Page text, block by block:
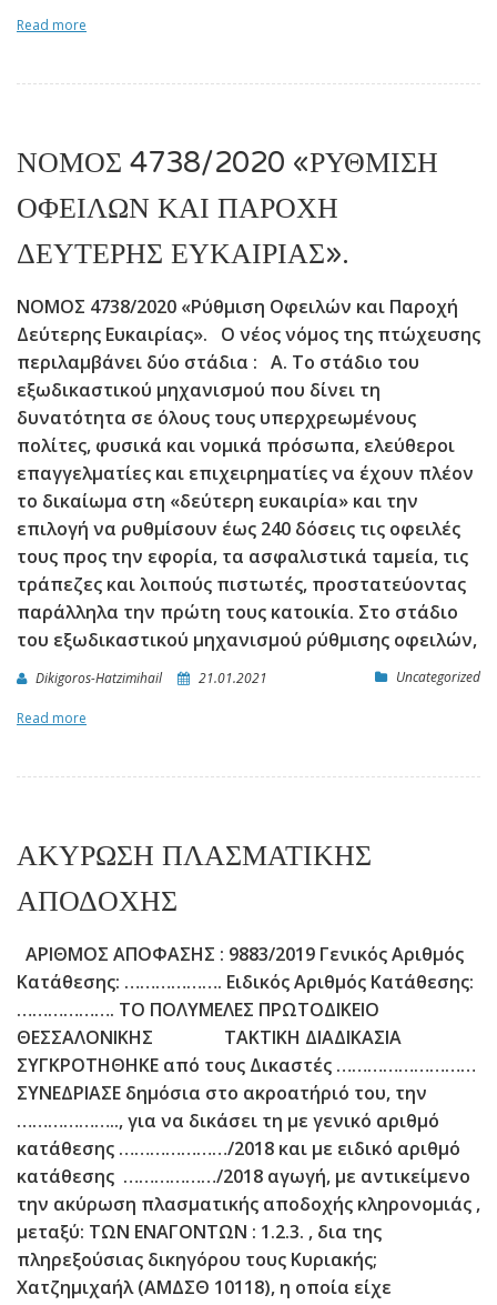
Read more
ΝΟΜΟΣ 4738/2020 «ΡΎΘΜΙΣΗ
ΟΦΕΙΛΏΝ ΚΑΙ ΠΑΡΟΧΉ
ΔΕΎΤΕΡΗΣ ΕΥΚΑΙΡΊΑΣ».
NOMOΣ 4738/2020 «Ρύθμιση Οφειλών και Παροχή
Δεύτερης Ευκαιρίας». Ο νέος νόμος της πτώχευσης
περιλαμβάνει δύο στάδια : Α. Το στάδιο του
εξωδικαστικού μηχανισμού που δίνει τη
δυνατότητα σε όλους τους υπερχρεωμένους
πολίτες, φυσικά και νομικά πρόσωπα, ελεύθεροι
επαγγελματίες και επιχειρηματίες να έχουν πλέον
το δικαίωμα στη «δεύτερη ευκαιρία» και την
επιλογή να ρυθμίσουν έως 240 δόσεις τις οφειλές
τους προς την εφορία, τα ασφαλιστικά ταμεία, τις
τράπεζες και λοιπούς πιστωτές, προστατεύοντας
παράλληλα την πρώτη τους κατοικία. Στο στάδιο
του εξωδικαστικού μηχανισμού ρύθμισης οφειλών,
Dikigoros-Hatzimihail 21.01.2021 Uncategorized
Read more
ΑΚΥΡΩΣΗ ΠΛΑΣΜΑΤΙΚΗΣ
ΑΠΟΔΟΧΗΣ
ΑΡΙΘΜΟΣ ΑΠΟΦΑΣΗΣ : 9883/2019 Γενικός Αριθμός
Κατάθεσης: ………………. Ειδικός Αριθμός Κατάθεσης:
………………. ΤΟ ΠΟΛΥΜΕΛΕΣ ΠΡΩΤΟΔΙΚΕΙΟ
ΘΕΣΣΑΛΟΝΙΚΗΣ ΤΑΚΤΙΚΗ ΔΙΑΔΙΚΑΣΙΑ
ΣΥΓΚΡΟΤΗΘΗΚΕ από τους Δικαστές ………………………
ΣΥΝΕΔΡΙΑΣΕ δημόσια στο ακροατήριό του, την
……………….., για να δικάσει τη με γενικό αριθμό
κατάθεσης …………………/2018 και με ειδικό αριθμό
κατάθεσης ………………/2018 αγωγή, με αντικείμενο
την ακύρωση πλασματικής αποδοχής κληρονομιάς ,
μεταξύ: ΤΩΝ ΕΝΑΓΟΝΤΩΝ : 1.2.3. , δια της
πληρεξούσιας δικηγόρου τους Κυριακής;
Χατζημιχαήλ (ΑΜΔΣΘ 10118), η οποία είχε